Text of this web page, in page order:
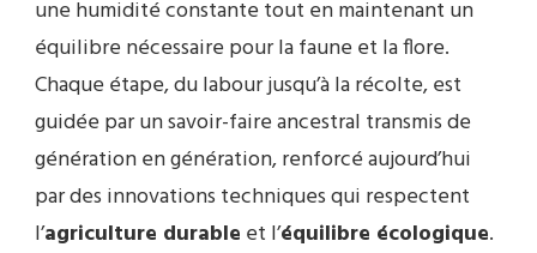
une humidité constante tout en maintenant un
équilibre nécessaire pour la faune et la flore.
Chaque étape, du labour jusqu’à la récolte, est
guidée par un savoir-faire ancestral transmis de
génération en génération, renforcé aujourd’hui
par des innovations techniques qui respectent
l’agriculture durable et l’équilibre écologique.